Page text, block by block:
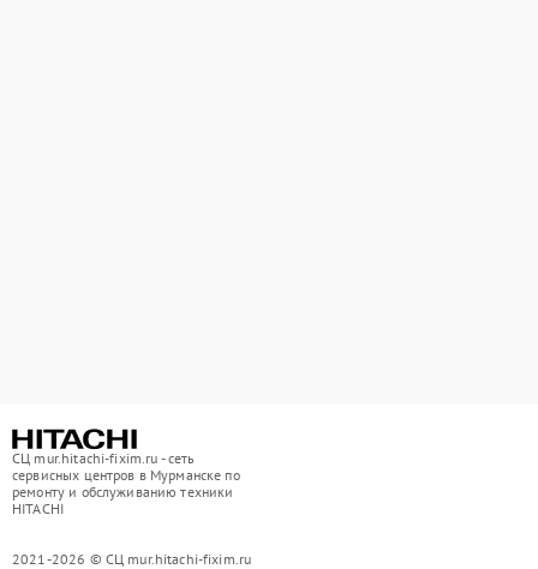
СЦ mur.hitachi-fixim.ru - сеть
сервисных центров в Мурманске по
ремонту и обслуживанию техники
HITACHI
2021-2026 © СЦ mur.hitachi-fixim.ru